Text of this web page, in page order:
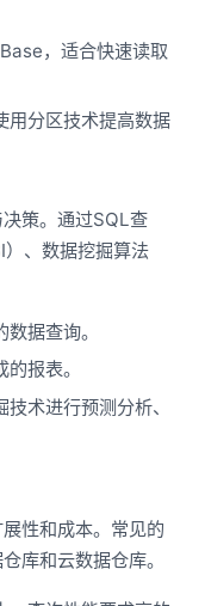
，适合快速读取
用分区技术提高数据
策。通过SQL查
、数据挖掘算法
据查询。
报表。
术进行预测分析、
性和成本。常见的
库和云数据仓库。